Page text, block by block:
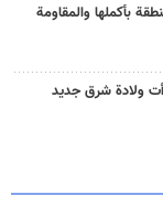
بأكملها والمقاومة
ولادة شرق جديد